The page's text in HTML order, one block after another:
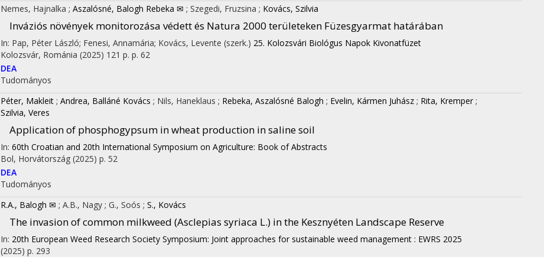
Nemes, Hajnalka ; Aszalósné, Balogh Rebeka ✉ ; Szegedi, Fruzsina ; Kovács, Szilvia
Inváziós növények monitorozása védett és Natura 2000 területeken Füzesgyarmat határában
In: Pap, Péter László; Fenesi, Annamária; Kovács, Levente (szerk.) 25. Kolozsvári Biológus Napok Kivonatfüzet
Kolozsvár, Románia (2025) 121 p. p. 62
DEA
Tudományos
Péter, Makleit ; Andrea, Balláné Kovács ; Nils, Haneklaus ; Rebeka, Aszalósné Balogh ; Evelin, Kármen Juhász ; Rita, Kremper ;
Szilvia, Veres
Application of phosphogypsum in wheat production in saline soil
In: 60th Croatian and 20th International Symposium on Agriculture: Book of Abstracts
Bol, Horvátország (2025) p. 52
DEA
Tudományos
R.A., Balogh ✉ ; A.B., Nagy ; G., Soós ; S., Kovács
The invasion of common milkweed (Asclepias syriaca L.) in the Kesznyéten Landscape Reserve
In: 20th European Weed Research Society Symposium: Joint approaches for sustainable weed management : EWRS 2025
(2025) p. 293